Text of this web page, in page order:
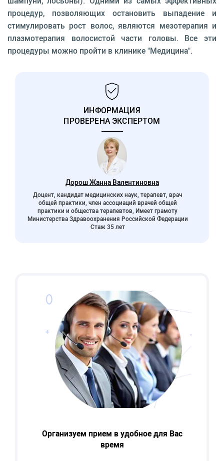
процедур, позволяющих остановить выпадение и
стимулировать рост волос, являются мезотерапия и
плазмотерапия волосистой части головы. Все эти
процедуры можно пройти в клинике "Медицина".
ИНФОРМАЦИЯ
ПРОВЕРЕНА ЭКСПЕРТОМ
Дорош Жанна Валентиновна
Доцент, кандидат медицинских наук, терапевт, врач
общей практики, член ассоциаций врачей общей
практики и общества терапевтов, Имеет грамоту
Министерства Здравоохранения Российской Федерации
Стаж 35 лет
Организуем прием в удобное для Вас
время